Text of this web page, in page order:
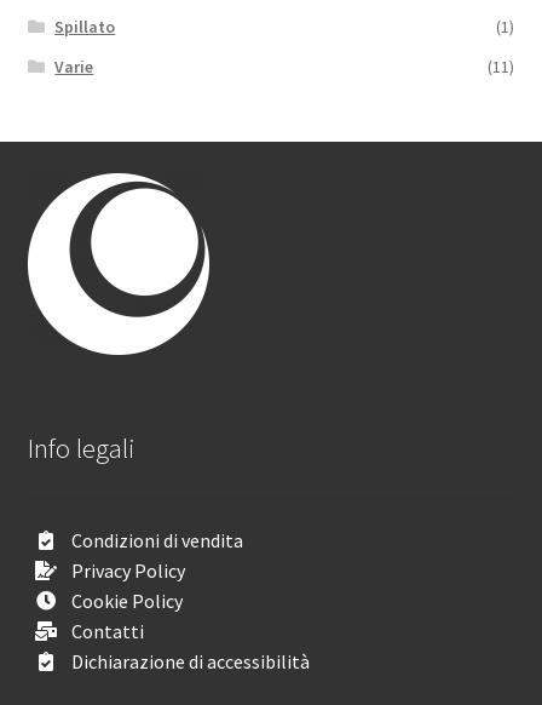
Spillato
(1)
Varie
(11)
Info legali
Condizioni di vendita
Privacy Policy
Cookie Policy
Contatti
Dichiarazione di accessibilità